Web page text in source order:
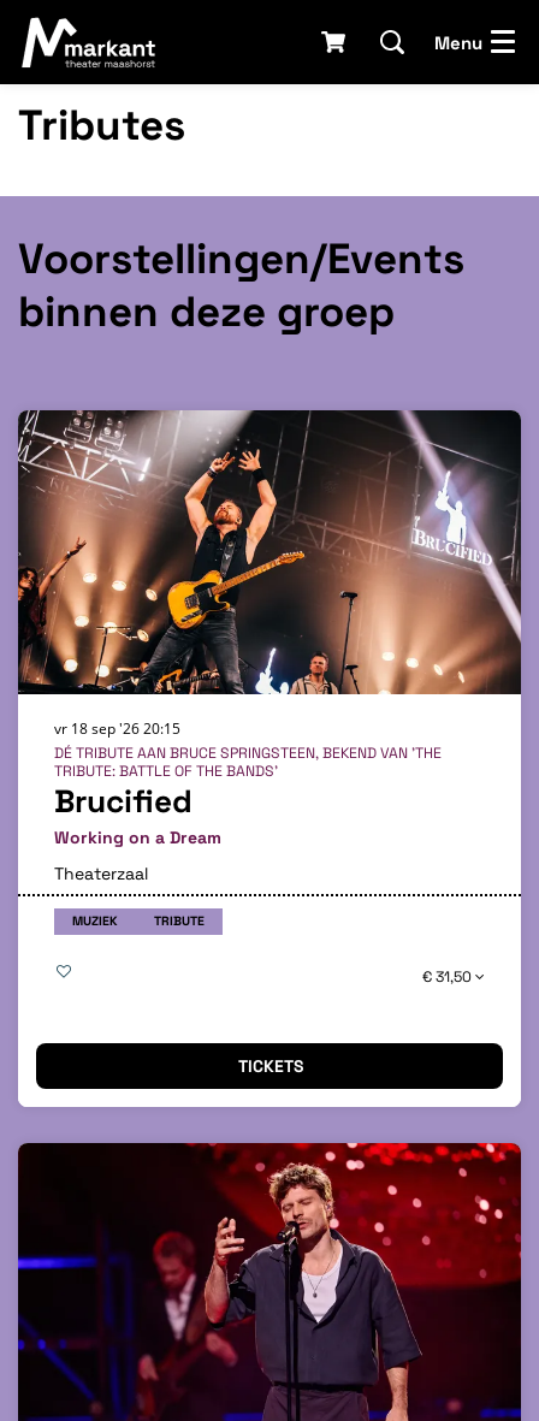
Menu
Tributes
Voorstellingen/Events
binnen deze groep
Brucified
Working on a Dream
DÉ TRIBUTE AAN BRUCE SPRINGSTEEN, BEKEND VAN 'THE
TRIBUTE: BATTLE OF THE BANDS'
vr 18 sep '2620:15
Theaterzaal
MUZIEK TRIBUTE
€ 31,50
TICKETS